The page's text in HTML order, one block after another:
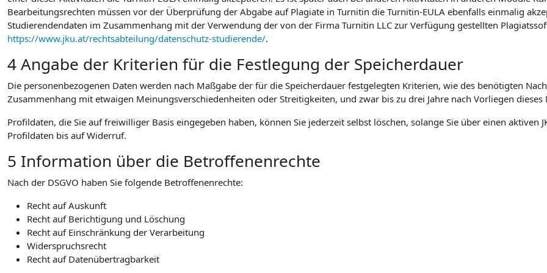
Bearbeitungsrechten müssen vor der Überprüfung der Abgabe auf Plagiate in Turnitin die Turnitin-EULA ebenfalls einmalig
Studierendendaten im Zusammenhang mit der Verwendung der von der Firma Turnitin LLC zur Verfügung gestellten
https://www.jku.at/rechtsabteilung/datenschutz-studierende/.
4 Angabe der Kriterien für die Festlegung der Speicherdauer
Die personenbezogenen Daten werden nach Maßgabe der für die Speicherdauer festgelegten Kriterien, wie des benötigten
Zusammenhang mit etwaigen Meinungsverschiedenheiten oder Streitigkeiten, und zwar bis zu drei Jahre nach Vorliegen dieses
Profildaten, die Sie auf freiwilliger Basis eingegeben haben, können Sie jederzeit selbst löschen, solange Sie über einen aktiven
Profildaten bis auf Widerruf.
5 Information über die Betroffenenrechte
Nach der DSGVO haben Sie folgende Betroffenenrechte:
Recht auf Auskunft
Recht auf Berichtigung und Löschung
Recht auf Einschränkung der Verarbeitung
Widerspruchsrecht
Recht auf Datenübertragbarkeit